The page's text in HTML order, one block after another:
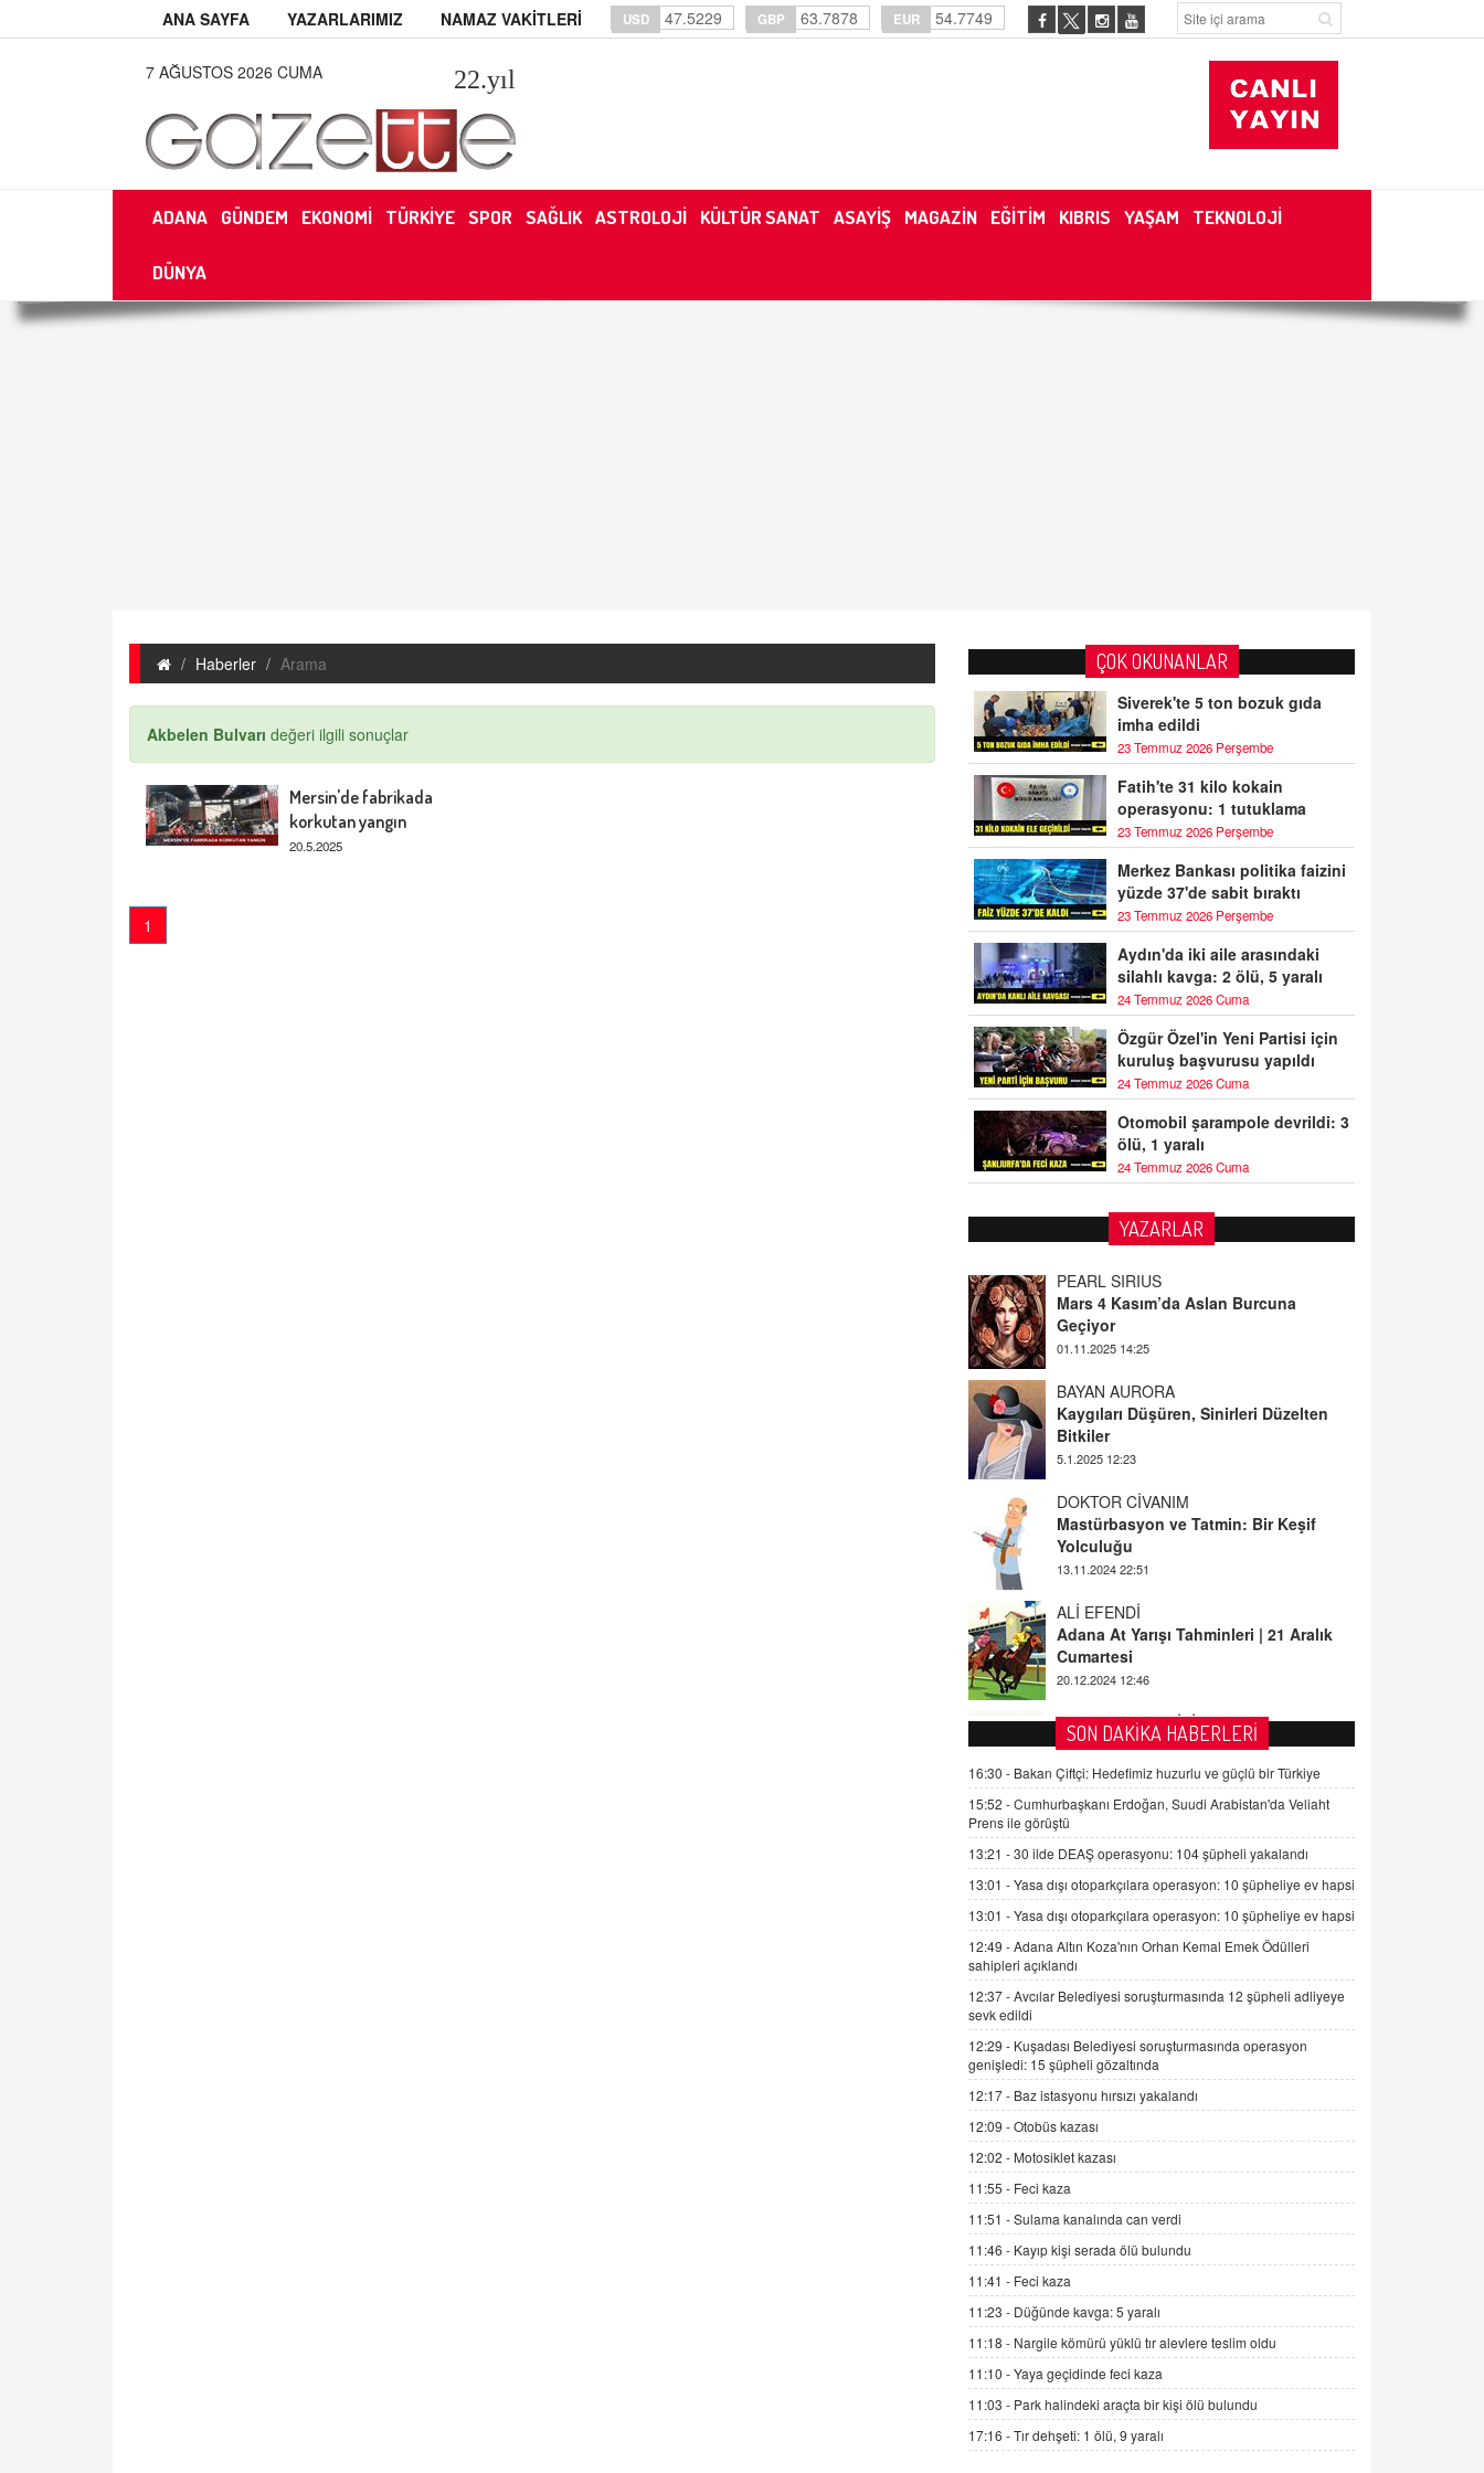
ANA SAYFA YAZARLARIMIZ NAMAZ VAKİTLERİ USD 47.5229 GBP 63.7878 EUR 54.7749
7 AĞUSTOS 2026 CUMA 22.yıl
ADANA GÜNDEM EKONOMİ TÜRKİYE SPOR SAĞLIK ASTROLOJİ KÜLTÜR SANAT ASAYİŞ MAGAZİN EĞİTİM KIBRIS YAŞAM TEKNOLOJİ
DÜNYA
Haberler Arama
Akbelen Bulvarı değeri ilgili sonuçlar
Mersin'de fabrikada
korkutan yangın
20.5.2025
1
ÇOK OKUNANLAR
Siverek'te 5 ton bozuk gıda
imha edildi
23 Temmuz 2026 Perşembe
Fatih'te 31 kilo kokain
operasyonu: 1 tutuklama
23 Temmuz 2026 Perşembe
Merkez Bankası politika faizini
yüzde 37'de sabit bıraktı
23 Temmuz 2026 Perşembe
Aydın'da iki aile arasındaki
silahlı kavga: 2 ölü, 5 yaralı
24 Temmuz 2026 Cuma
Özgür Özel'in Yeni Partisi için
kuruluş başvurusu yapıldı
24 Temmuz 2026 Cuma
Otomobil şarampole devrildi: 3
ölü, 1 yaralı
24 Temmuz 2026 Cuma
YAZARLAR
PEARL SİRİUS
Mars 4 Kasım’da Aslan Burcuna
01.11.2025 14:25
BAYAN AURORA
Kaygıları Düşüren, Sinirleri Düzelten
5.1.2025 12:23
DOKTOR CİVANIM
Mastürbasyon ve Tatmin: Bir Keşif
13.11.2024 22:51
ALİ EFENDİ
Adana At Yarışı Tahminleri | 21 Aralık
Cumartesi
20.12.2024 12:46
TUTKUNUN PERİSİ
Sağlıklı Bir Cinsel Yaşam ile İlgili
Bilinmesi Gerekenler
08.11.2024 13:16
FARUK ÖNALAN
Tezkere Onaylanmasaydı…
2 Kasım 2021 Salı 00:11
AV. DOĞAN CAN DOĞAN
Kişisel verilerin korunması ve dijital
hukukun gelişimi
15.09.2025 16:17
SEHER EREK
Alınmalı?
9.12.2025 10:11
İNCİ GÜL AKÖL
Trump Keşke Adana'yı da Ziyaret Etse...
06.07.2026 13:00
ADEM AKÖL
Esed Destekçilerinin Yüzüne Vurulan
Şamar: Sednaya
11.12.2024 12:30
DR. EKREM ASLAN
Gerçek Ne, Algı Ne? "Beraber
Yürüyoruz" Cümlesinin Peşinden
19.07.2025 12:45
GÖNÜL MENEKŞE
SON DAKİKA HABERLERİ
16:30 - Bakan Çiftçi: Hedefimiz huzurlu ve güçlü bir Türkiye
15:52 -Cumhurbaşkanı Erdoğan, Suudi Arabistan'da Veliaht
Prens ile görüştü
13:21 -30 ilde DEAŞ operasyonu: 104 şüpheli yakalandı
13:01 -Yasa dışı otoparkçılara operasyon: 10 şüpheliye ev hapsi
13:01 -Yasa dışı otoparkçılara operasyon: 10 şüpheliye ev hapsi
12:49 -Adana Altın Koza'nın Orhan Kemal Emek Ödülleri
sahipleri açıklandı
12:37 -Avcılar Belediyesi soruşturmasında 12 şüpheli adliyeye
sevk edildi
12:29 - Kuşadası Belediyesi soruşturmasında operasyon
genişledi: 15 şüpheli gözaltında
12:17 - Baz istasyonu hırsızı yakalandı
12:09 -Otobüs kazası
12:02 - Motosiklet kazası
11:55 - Feci kaza
11:51 -Sulama kanalında can verdi
11:46 - Kayıp kişi serada ölü bulundu
11:41 - Feci kaza
11:23 - Düğünde kavga: 5 yaralı
11:18 - Nargile kömürü yüklü tır alevlere teslim oldu
11:10 -Yaya geçidinde feci kaza
11:03 - Park halindeki araçta bir kişi ölü bulundu
17:16 -Tır dehşeti: 1 ölü, 9 yaralı